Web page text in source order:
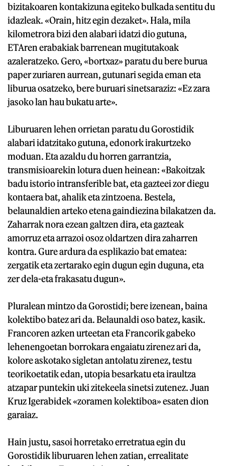
bizitakoaren kontakizuna egiteko bulkada sentitu du
idazleak. «Orain, hitz egin dezaket». Hala, mila
kilometrora bizi den alabari idatzi dio gutuna,
ETAren erabakiak barrenean mugitutakoak
azaleratzeko. Gero, «bortxaz» paratu du bere burua
paper zuriaren aurrean, gutunari segida eman eta
liburua osatzeko, bere buruari sinetsaraziz: «Ez zara
jasoko lan hau bukatu arte».
Liburuaren lehen orrietan paratu du Gorostidik
alabari idatzitako gutuna, edonork irakurtzeko
moduan. Eta azaldu du horren garrantzia,
transmisioarekin lotura duen heinean: «Bakoitzak
badu istorio intransferible bat, eta gazteei zor diegu
kontaera bat, ahalik eta zintzoena. Bestela,
belaunaldien arteko etena gaindiezina bilakatzen da.
Zaharrak nora ezean galtzen dira, eta gazteak
amorruz eta arrazoi osoz oldartzen dira zaharren
kontra. Gure ardura da esplikazio bat ematea:
zergatik eta zertarako egin dugun egin duguna, eta
zer dela-eta frakasatu dugun».
Pluralean mintzo da Gorostidi; bere izenean, baina
kolektibo batez ari da. Belaunaldi oso batez, kasik.
Francoren azken urteetan eta Francorik gabeko
lehenengoetan borrokara engaiatu zirenez ari da,
kolore askotako sigletan antolatu zirenez, testu
teorikoetatik edan, utopia besarkatu eta iraultza
atzapar puntekin uki zitekeela sinetsi zutenez. Juan
Kruz Igerabidek «zoramen kolektiboa» esaten dion
garaiaz.
Hain justu, sasoi horretako erretratua egin du
Gorostidik liburuaren lehen zatian, errealitate